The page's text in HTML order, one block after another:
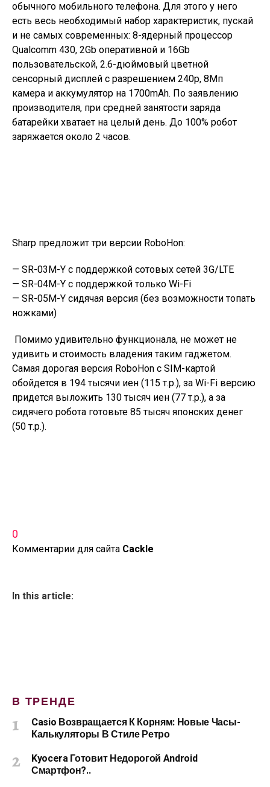
обычного мобильного телефона. Для этого у него
есть весь необходимый набор характеристик, пускай
и не самых современных: 8-ядерный процессор
Qualcomm 430, 2Gb оперативной и 16Gb
пользовательской, 2.6-дюймовый цветной
сенсорный дисплей с разрешением 240p, 8Мп
камера и аккумулятор на 1700mAh. По заявлению
производителя, при средней занятости заряда
батарейки хватает на целый день. До 100% робот
заряжается около 2 часов.
Sharp предложит три версии RoboHon:
— SR-03М-Y с поддержкой сотовых сетей 3G/LTE
— SR-04М-Y с поддержкой только Wi-Fi
— SR-05М-Y сидячая версия (без возможности топать
ножками)
Помимо удивительно функционала, не может не
удивить и стоимость владения таким гаджетом.
Самая дорогая версия RoboHon с SIM-картой
обойдется в 194 тысячи иен (115 т.р.), за Wi-Fi версию
придется выложить 130 тысяч иен (77 т.р.), а за
сидячего робота готовьте 85 тысяч японских денег
(50 т.р.).
0
Комментарии для сайта Cackl e
In this article:
В ТРЕНДЕ
Casio Возвращается К Корням: Новые Часы-
Калькуляторы В Стиле Ретро
Kyocera Готовит Недорогой Android
Смартфон?..